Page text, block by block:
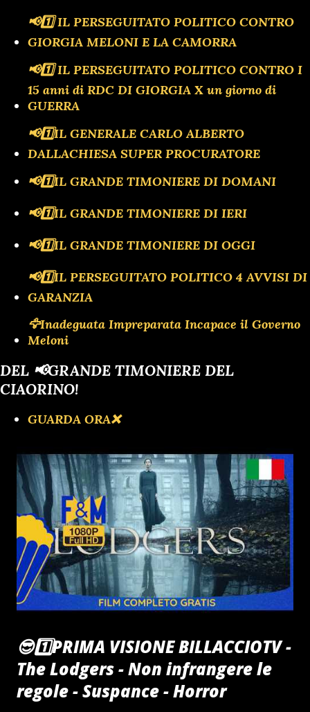
📢1️⃣ IL PERSEGUITATO POLITICO CONTRO
GIORGIA MELONI E LA CAMORRA
📢1️⃣ IL PERSEGUITATO POLITICO CONTRO I
15 anni di RDC DI GIORGIA X un giorno di
GUERRA
📢1️⃣IL GENERALE CARLO ALBERTO
DALLACHIESA SUPER PROCURATORE
📢1️⃣IL GRANDE TIMONIERE DI DOMANI
📢1️⃣IL GRANDE TIMONIERE DI IERI
📢1️⃣IL GRANDE TIMONIERE DI OGGI
📢1️⃣IL PERSEGUITATO POLITICO 4 AVVISI DI
GARANZIA
🦅Inadeguata Impreparata Incapace il Governo
Meloni
DEL 📢GRANDE TIMONIERE DEL
CIAORINO!
GUARDA ORA❌️
😎1️⃣PRIMA VISIONE BILLACCIOTV -
The Lodgers - Non infrangere le
regole - Suspance - Horror